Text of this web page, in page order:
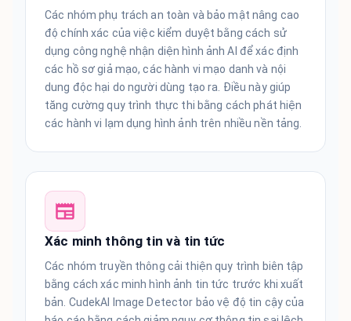
Các nhóm phụ trách an toàn và bảo mật nâng cao
độ chính xác của việc kiểm duyệt bằng cách sử
dụng công nghệ nhận diện hình ảnh AI để xác định
các hồ sơ giả mạo, các hành vi mạo danh và nội
dung độc hại do người dùng tạo ra. Điều này giúp
tăng cường quy trình thực thi bằng cách phát hiện
các hành vi lạm dụng hình ảnh trên nhiều nền tảng.
Xác minh thông tin và tin tức
Các nhóm truyền thông cải thiện quy trình biên tập
bằng cách xác minh hình ảnh tin tức trước khi xuất
bản. CudekAI Image Detector bảo vệ độ tin cậy của